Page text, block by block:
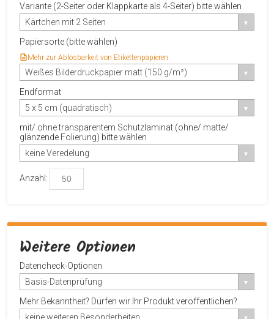
Variante (2-Seiter oder Klappkarte als 4-Seiter) bitte wählen
Kärtchen mit 2 Seiten
Papiersorte (bitte wählen)
Mehr zur Ablösbarkeit von Etikettenpapieren
Weißes Bilderdruckpapier matt (150 g/m²)
Endformat
5 x 5 cm (quadratisch)
mit/ ohne transparentem Schutzlaminat (ohne/ matte/
glänzende Folierung) bitte wählen
keine Veredelung
Anzahl:
Weitere Optionen
Datencheck-Optionen
Basis-Datenprüfung
Mehr Bekanntheit? Dürfen wir Ihr Produkt veröffentlichen?
keine weiteren Besonderheiten